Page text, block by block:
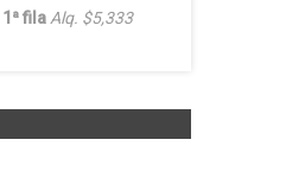
1ª filaAlq. $5,333